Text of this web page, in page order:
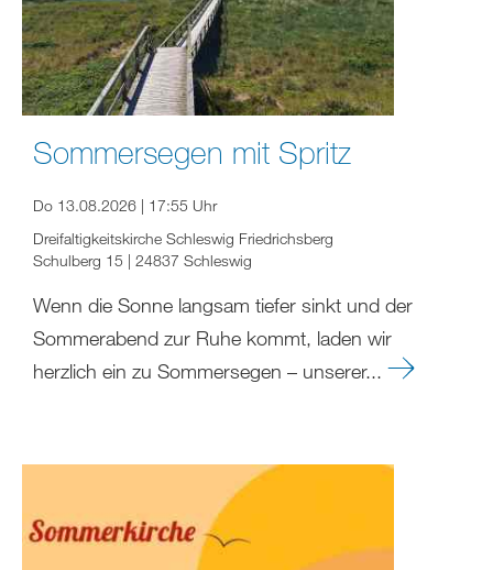
Sommersegen mit Spritz
Do 13.08.2026 | 17:55 Uhr
Dreifaltigkeitskirche Schleswig Friedrichsberg
Schulberg 15 | 24837 Schleswig
Wenn die Sonne langsam tiefer sinkt und der
Sommerabend zur Ruhe kommt, laden wir
herzlich ein zu Sommersegen – unserer...